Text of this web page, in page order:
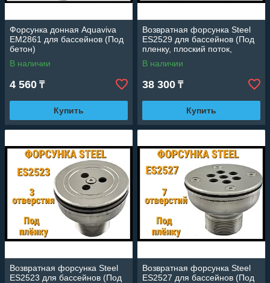
Форсунка донная Aquaviva
EM2861 для бассейнов (Под
бетон)
В наличии
4 560 ₸
Купить
Возвратная форсунка Steel
ES2529 для бассейнов (Под
пленку, плоский поток,
нержавеющая сталь)
В наличии
38 300 ₸
Купить
Возвратная форсунка Steel
ES2523 для бассейнов (Под
Возвратная форсунка Steel
ES2527 для бассейнов (Под